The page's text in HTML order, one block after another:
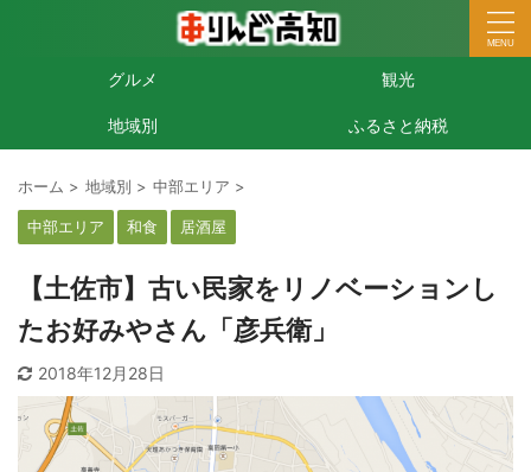
グルメ 観光
地域別 ふるさと納税
ホーム > 地域別 > 中部エリア >
中部エリア 和食 居酒屋
【土佐市】古い民家をリノベーションし
たお好みやさん「彦兵衛」
2018年12月28日